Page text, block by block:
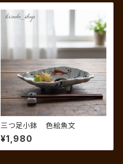
三つ足小鉢 色絵魚文
¥1,980